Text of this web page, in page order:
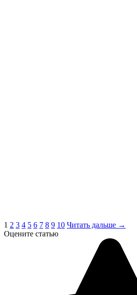
1 2 3 4 5 6 7 8 9 10 Читать дальше →
Оцените статью